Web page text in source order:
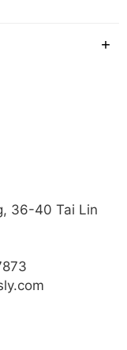
36-40 Tai Lin